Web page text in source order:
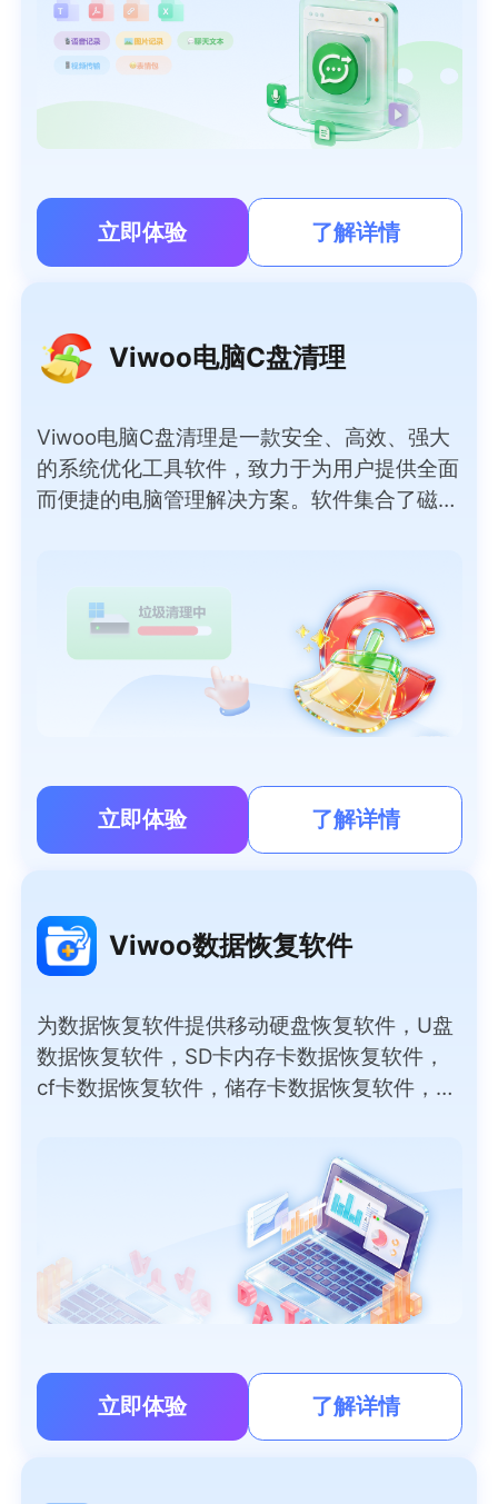
立即体验 了解详情
Viwoo电脑C盘清理
Viwoo电脑C盘清理是一款安全、高效、强大
的系统优化工具软件，致力于为用户提供全面
而便捷的电脑管理解决方案。软件集合了磁盘
体，可以帮用户轻松清理系统垃圾、管理大文
件、清理聊天隐私，提高系统性能，让电脑时
刻保持流畅如新。
立即体验 了解详情
Viwoo数据恢复软件
为数据恢复软件提供移动硬盘恢复软件，U盘
数据恢复软件，SD卡内存卡数据恢复软件，
cf卡数据恢复软件，储存卡数据恢复软件，外
立即体验 了解详情